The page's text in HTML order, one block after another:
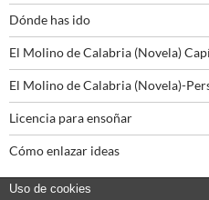
Dónde has ido
El Molino de Calabria (Novela)
El Molino de Calabria (Novela)-
Licencia para ensoñar
Cómo enlazar ideas
Uso de cookies